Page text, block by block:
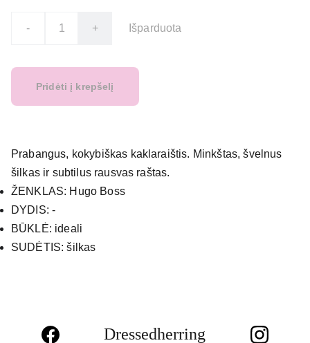
- + Išparduota
Pridėti į krepšelį
Prabangus, kokybiškas kaklaraištis. Minkštas, švelnus
šilkas ir subtilus rausvas raštas.
ŽENKLAS: Hugo Boss
DYDIS: -
BŪKLĖ: ideali
SUDĖTIS: šilkas
Dressedherring